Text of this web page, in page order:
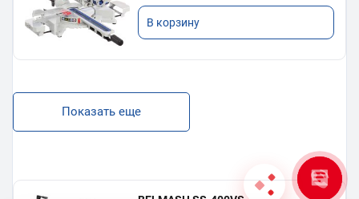
В корзину
Показать еще